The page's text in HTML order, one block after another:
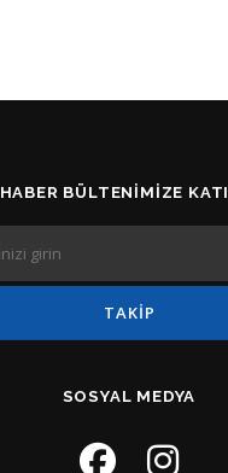
HABER BÜLTENIMIZE
SOSYAL MEDYA